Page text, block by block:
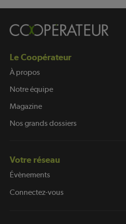
Le Coopérateur
À propos
Notre équipe
Magazine
Nos grands dossiers
Votre réseau
Évènements
Connectez-vous